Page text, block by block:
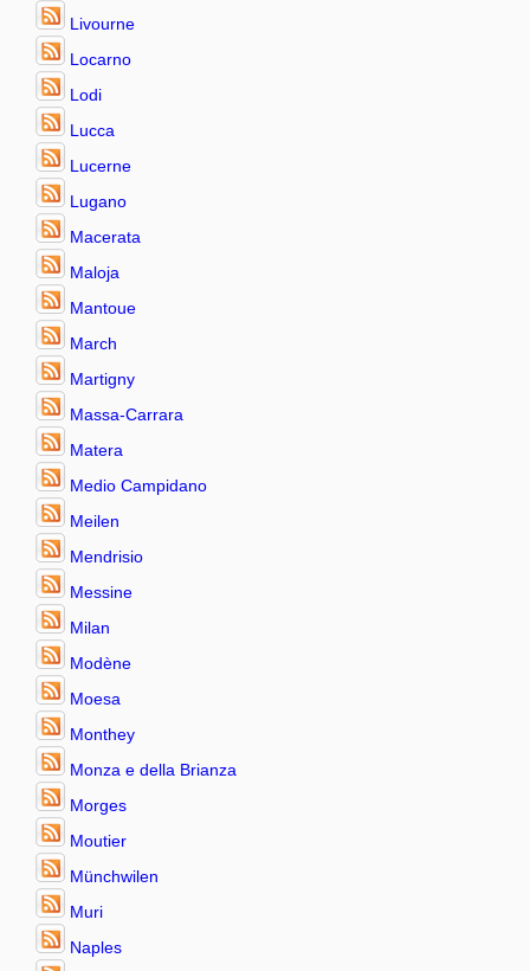
Livourne
Locarno
Lodi
Lucca
Lucerne
Lugano
Macerata
Maloja
Mantoue
March
Martigny
Massa-Carrara
Matera
Medio Campidano
Meilen
Mendrisio
Messine
Milan
Modène
Moesa
Monthey
Monza e della Brianza
Morges
Moutier
Münchwilen
Muri
Naples